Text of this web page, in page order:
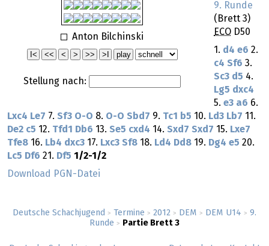
Deutsche Schachjugend > Termine > 2012 > DEM > DEM U14 > 9.
Runde > Partie Brett 3
Anton Bilchinski
Stellung nach:
9. Runde
(Brett 3)
ECO D50
1. d4 e6 2.
c4 Sf6 3.
Sc3 d5 4.
Lg5 dxc4
5. e3 a6 6.
Lxc4 Le7 7. Sf3 O-O 8. O-O Sbd7 9. Tc1 b5 10. Ld3 Lb7 11.
De2 c5 12. Tfd1 Db6 13. Se5 cxd4 14. Sxd7 Sxd7 15. Lxe7
Tfe8 16. Lb4 dxc3 17. Lxc3 Sf8 18. Ld4 Dd8 19. Dg4 e5 20.
Lc5 Df6 21. Df5 1/2-1/2
Download PGN-Datei